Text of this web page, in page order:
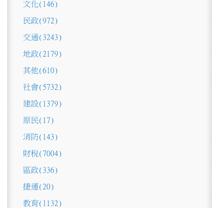
文化(146)
民政(972)
交通(3243)
地政(2179)
其他(610)
社會(5732)
建設(1379)
原民(17)
消防(143)
財稅(7004)
區政(336)
捷運(20)
教育(1132)